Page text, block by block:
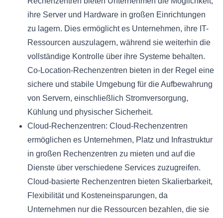
ihre Server und Hardware in großen Einrichtungen
zu lagern. Dies ermöglicht es Unternehmen, ihre IT-
Ressourcen auszulagern, während sie weiterhin die
vollständige Kontrolle über ihre Systeme behalten.
Co-Location-Rechenzentren bieten in der Regel eine
sichere und stabile Umgebung für die Aufbewahrung
von Servern, einschließlich Stromversorgung,
Kühlung und physischer Sicherheit.
Cloud-Rechenzentren: Cloud-Rechenzentren
ermöglichen es Unternehmen, Platz und Infrastruktur
in großen Rechenzentren zu mieten und auf die
Dienste über verschiedene Services zuzugreifen.
Cloud-basierte Rechenzentren bieten Skalierbarkeit,
Flexibilität und Kosteneinsparungen, da
Unternehmen nur die Ressourcen bezahlen, die sie